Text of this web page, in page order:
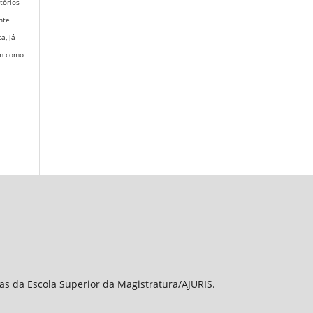
já
como
da Escola Superior da Magistratura/AJURIS.